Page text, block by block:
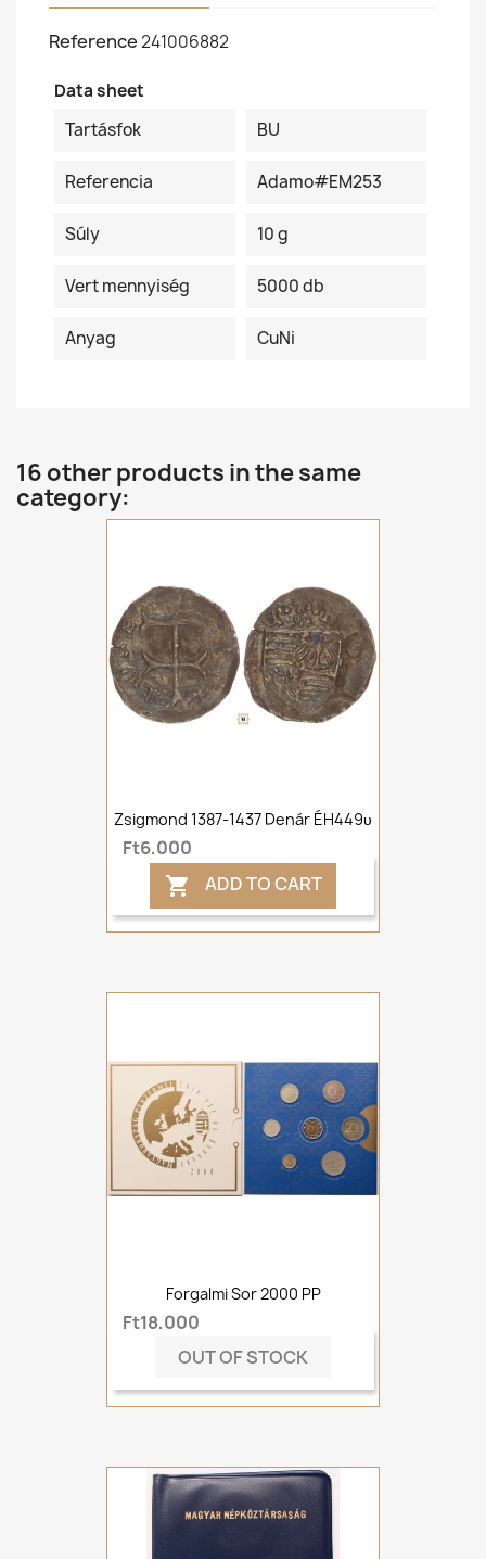
Reference241006882
Data sheet
Tartásfok
BU
Referencia Adamo#EM253
Súly 10 g
Vert mennyiség 5000 db
Anyag CuNi
16 other products in the same
category:
Zsigmond 1387-1437 Denár ÉH449υ
Ft6,000
 ADD TO CART
Forgalmi Sor 2000 PP
Ft18,000
OUT OF STOCK